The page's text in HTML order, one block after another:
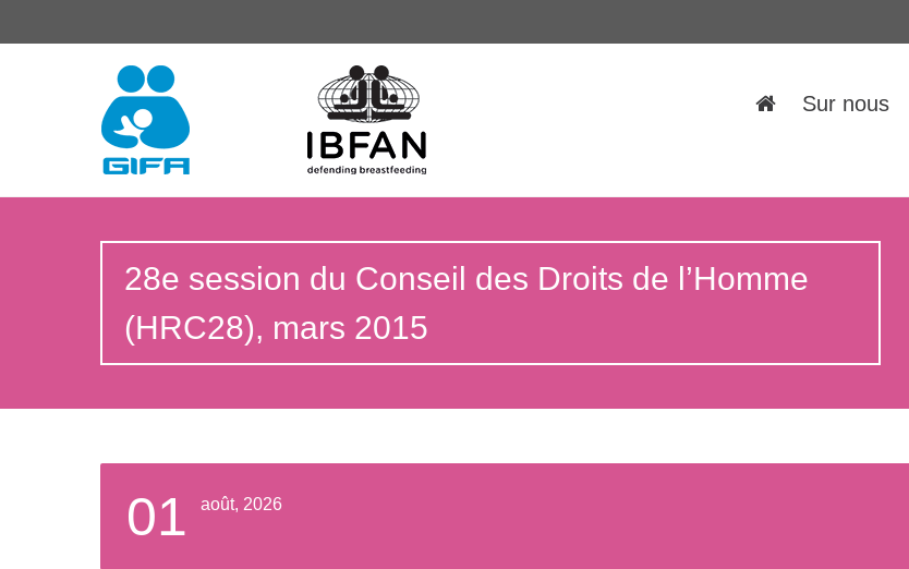
Sur nous
28e session du Conseil des Droits de l’Homme
(HRC28), mars 2015
01 août, 2026